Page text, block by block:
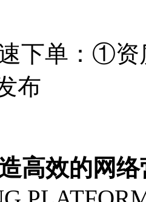
下单：①
布
高效的网